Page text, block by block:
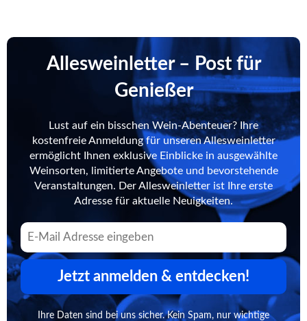
Allesweinletter – Post für
Genießer
Lust auf ein bisschen Wein-Abenteuer? Ihre
kostenfreie Anmeldung für unseren Allesweinletter
ermöglicht Ihnen exklusive Einblicke in ausgewählte
Weinsorten, limitierte Angebote und bevorstehende
Veranstaltungen. Der Allesweinletter ist Ihre erste
Adresse für aktuelle Neuigkeiten.
Jetzt anmelden & entdecken!
Ihre Daten sind bei uns sicher. Kein Spam, nur wichtige